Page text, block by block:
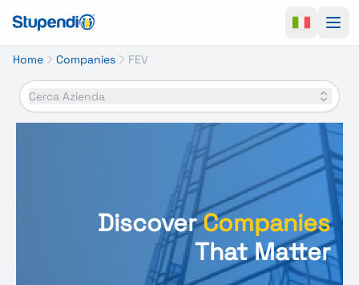
Home Companies FEV
Cerca Azienda
DiscoverCompanies
That Matter